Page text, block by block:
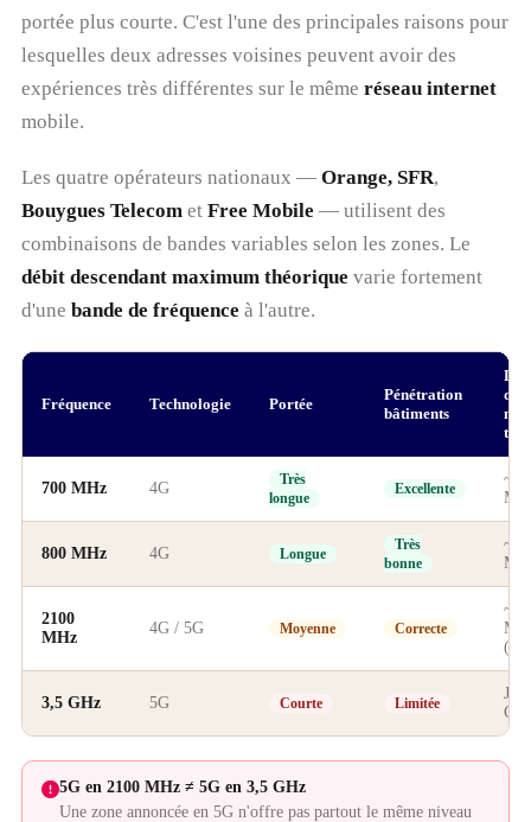
portée plus courte. C'est l'une des principales raisons pour
lesquelles deux adresses voisines peuvent avoir des
expériences très différentes sur le même réseau internet
mobile.
Les quatre opérateurs nationaux — Orange, SFR,
Bouygues Telecom et Free Mobile — utilisent des
combinaisons de bandes variables selon les zones. Le
débit descendant maximum théorique varie fortement
d'une bande de fréquence à l'autre.
Fréquence Technologie Portée
Pénétration
bâtiments
700 MHz 4G
Très
longue
Excellente
800 MHz 4G Longue
Très
bonne
2100
MHz
4G / 5G Moyenne Correcte
3,5 GHz 5G Courte Limitée
5G en 2100 MHz ≠ 5G en 3,5 GHz
Une zone annoncée en 5G n'offre pas partout le même niveau